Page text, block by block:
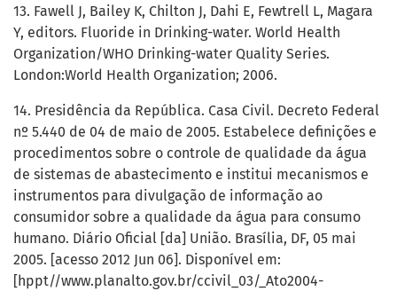
13. Fawell J, Bailey K, Chilton J, Dahi E, Fewtrell L, Magara
Y, editors. Fluoride in Drinking-water. World Health
Organization/WHO Drinking-water Quality Series.
London:World Health Organization; 2006.
14. Presidência da República. Casa Civil. Decreto Federal
nº 5.440 de 04 de maio de 2005. Estabelece definições e
procedimentos sobre o controle de qualidade da água
de sistemas de abastecimento e institui mecanismos e
instrumentos para divulgação de informação ao
consumidor sobre a qualidade da água para consumo
humano. Diário Oficial [da] União. Brasília, DF, 05 mai
2005. [acesso 2012 Jun 06]. Disponível em:
[hppt//www.planalto.gov.br/ccivil_03/_Ato2004-